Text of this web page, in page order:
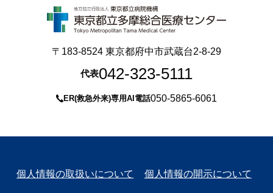
〒183-8524 東京都府中市武蔵台2-8-29
代表042-323-5111
ER(救急外来)専用AI電話050-5865-6061
個人情報の取扱いについて 個人情報の開示について